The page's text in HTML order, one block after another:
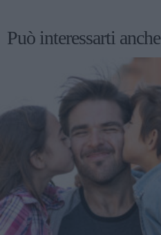
Può interessarti anche